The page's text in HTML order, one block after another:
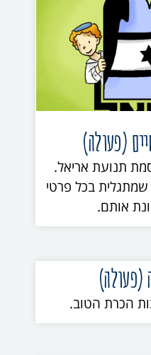
(פעולה)
תנועת אריאל.
שמתגלית בכל פרטי
אותם.
(פעולה)
הכרת הטוב.